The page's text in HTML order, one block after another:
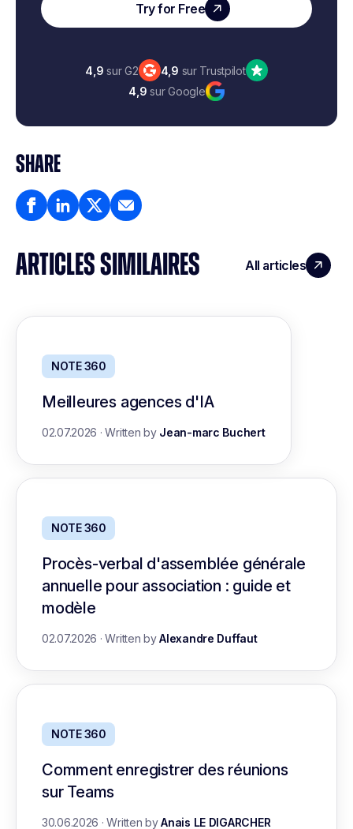
Try for Free
4,9 sur G2 4,9 sur Trustpilot
4,9 sur Google
SHARE
ARTICLES SIMILAIRES All articles
NOTE 360
Meilleures agences d'IA
02.07.2026 ·Written by Jean-marc Buchert
NOTE 360
Procès-verbal d'assemblée générale
annuelle pour association : guide et
modèle
02.07.2026 ·Written byAlexandre Duffaut
NOTE 360
Comment enregistrer des réunions
sur Teams
30.06.2026 ·Written byAnais LE DIGARCHER